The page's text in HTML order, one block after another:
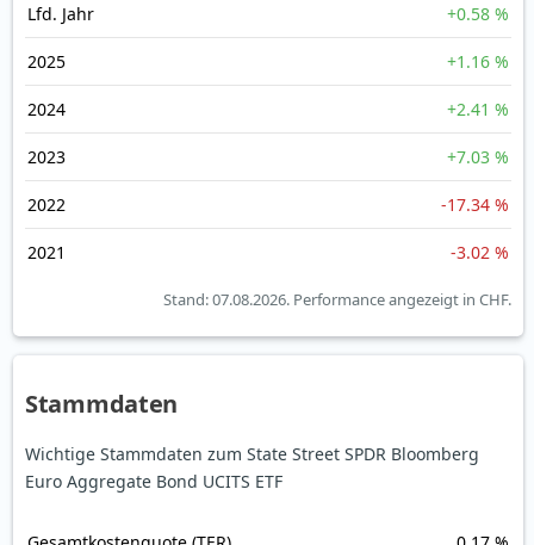
Lfd. Jahr +0.58 %
2025 +1.16 %
2024 +2.41 %
2023 +7.03 %
2022 -17.34 %
2021 -3.02 %
Stand: 07.08.2026. Performance angezeigt in CHF.
Stammdaten
Wichtige Stammdaten zum State Street SPDR Bloomberg
Euro Aggregate Bond UCITS ETF